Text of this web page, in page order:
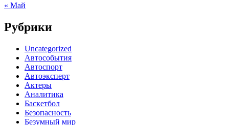
« Май
Рубрики
Uncategorized
Автособытия
Автоспорт
Автоэксперт
Актеры
Аналитика
Баскетбол
Безопасность
Безумный мир